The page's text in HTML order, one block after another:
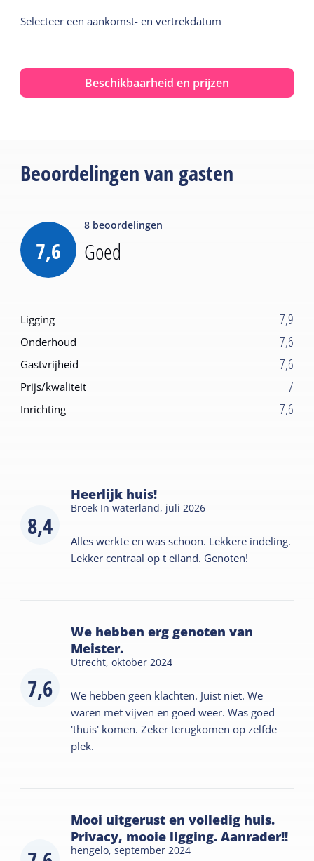
Selecteer een aankomst- en vertrekdatum
Beschikbaarheid en prijzen
Beoordelingen van gasten
7,6
8 beoordelingen
Goed
Ligging 7,9
Onderhoud 7,6
Gastvrijheid 7,6
Prijs/kwaliteit 7
Inrichting 7,6
8,4
Heerlijk huis!
Broek In waterland, juli 2026
Alles werkte en was schoon. Lekkere indeling.
Lekker centraal op t eiland. Genoten!
7,6
We hebben erg genoten van
Meister.
Utrecht,oktober 2024
We hebben geen klachten. Juist niet. We
waren met vijven en goed weer. Was goed
'thuis' komen. Zeker terugkomen op zelfde
plek.
Mooi uitgerust en volledig huis.
Privacy, mooie ligging. Aanrader!!
hengelo,september 2024